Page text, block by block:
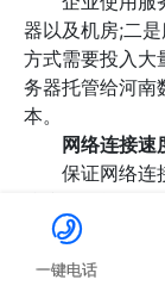
器以及机房;二
方式需要投入大
务器托管给河南
本。
网络连接速
保证网络连接
速度，要能够
的宽带远远达
光纤网络连接

一键电话